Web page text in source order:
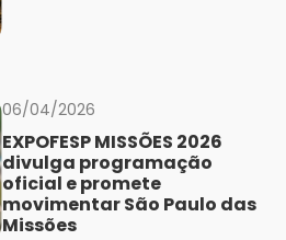
06/04/2026
EXPOFESP MISSÕES 2026
divulga programação
oficial e promete
movimentar São Paulo das
Missões